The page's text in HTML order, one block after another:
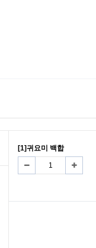
[1]귀요미 백합